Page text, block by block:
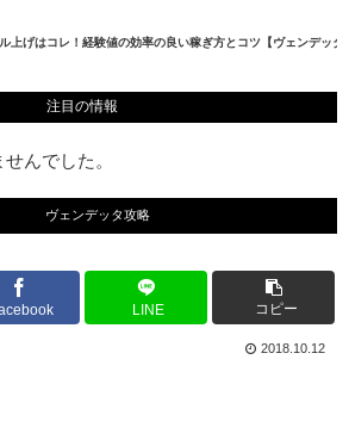
上げはコレ！経験値の効率の良い稼ぎ方とコツ【ヴェンデッタ
注目の情報
んでした。
ヴェンデッタ攻略
LINE コピー
2018.10.12